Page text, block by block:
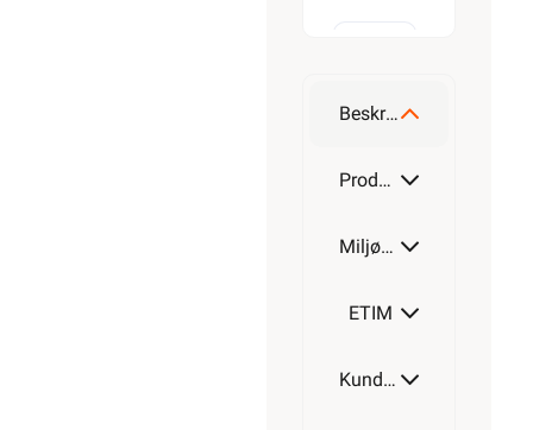
Beskrivelse
Produktdetaljer
Miljøparametere
ETIM
Kundeomtale